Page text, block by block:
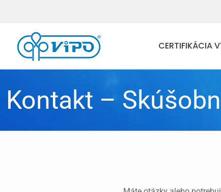
CERTIFIKÁCIA
Kontakt –